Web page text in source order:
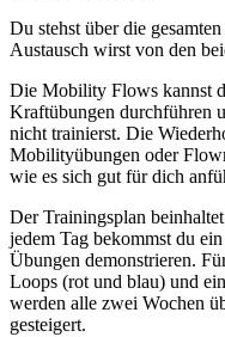
Du stehst über die
Austausch wirst von den
Die Mobility Flows kannst
Kraftübungen durchführen
nicht trainierst. Die
Mobilityübungen oder
wie es sich gut für dich
Der Trainingsplan
jedem Tag bekommst du
Übungen demonstrieren.
Loops (rot und blau) und
werden alle zwei Wochen
gesteigert.